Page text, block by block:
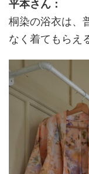
平本さん：
桐染の浴衣は、
なく着てもらえ